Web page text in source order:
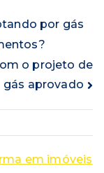
por gás
o projeto de
gás aprovado
em imóveis